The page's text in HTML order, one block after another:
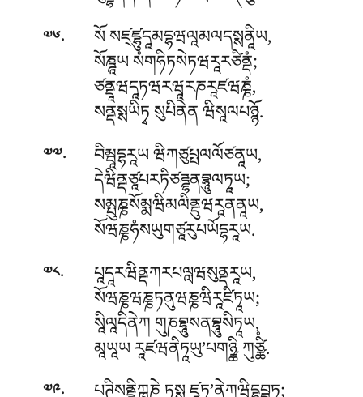
༧༦. སོ སཛ྄ཛྷུདཱམདྷཝལཱམལདསྶནཱིཡ,
སོཎྜཱཡ སཾགཧིཏསེཏཝརཱརཙིནྡཾ;
ཙནྡཱཝདཱཏཝརཝཱརཎརཱཛཝཎྞཾ,
སནྡསྶཡིཏྭ སུཔིནེན ཝིསཱལཔཉྙོ.
༧༧. བིམྦཱདྷརཱཡ ཝིཀཙུཔྤལལོཙནཱཡ,
དེཝིནྡཙཱཔརཏིཙཌྜྷནབྷཱུལཏཱཡ;
སམྤུཎྞསོམྨཝིམལིནྡུཝརཱནནཱཡ,
སོཝཎྞཧཾསཡུགཙཱརུཔཡོདྷརཱཡ.
༧༨. པཱདཱརཝིནྡཀརཔལླཝསུནྡརཱཡ,
སོཝཎྞཝཎྞཏནུཝཎྞཝིརཱཛིཏཱཡ;
སཱིལཱདིནེཀ གུཎབྷཱུསནབྷཱུསིཏཱཡ,
མཱཡཱཡ རཱཛཝནིཏཱཡུ’པགཉྪི ཀུཙྪིཾ.